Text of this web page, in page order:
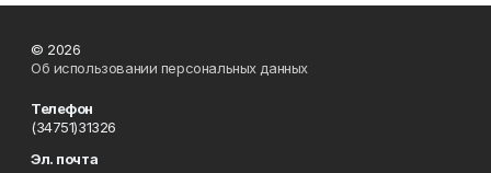
© 2026
Об использовании персональных данных
Телефон
(34751)31326
Эл. почта